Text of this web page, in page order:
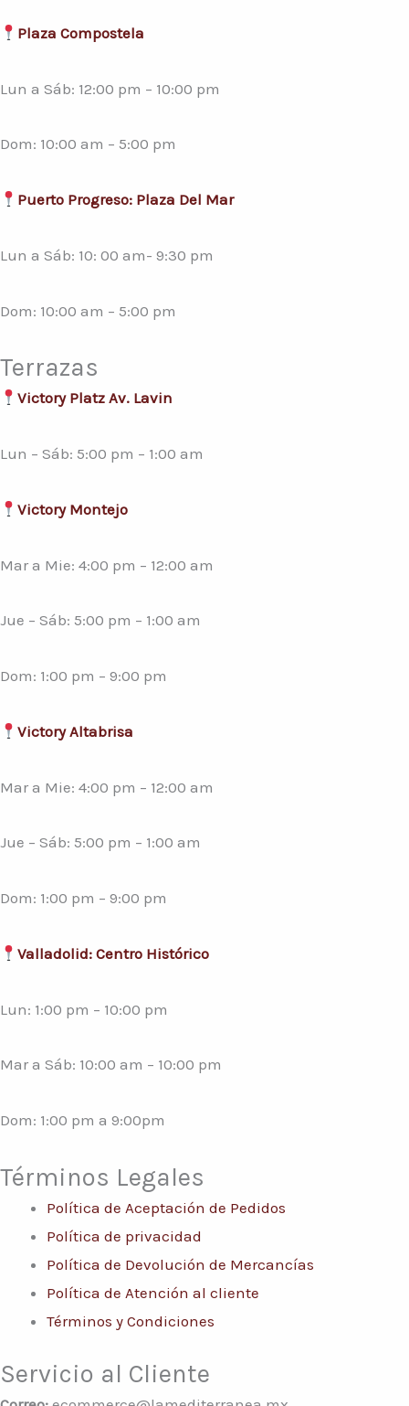
Plaza Compostela
Lun a Sáb: 12:00 pm – 10:00 pm
Dom: 10:00 am – 5:00 pm
Puerto Progreso: Plaza Del Mar
Lun a Sáb: 10: 00 am- 9:30 pm
Dom: 10:00 am – 5:00 pm
Terrazas
Victory Platz Av. Lavin
Lun – Sáb: 5:00 pm – 1:00 am
Victory Montejo
Mar a Mie: 4:00 pm – 12:00 am
Jue – Sáb: 5:00 pm – 1:00 am
Dom: 1:00 pm – 9:00 pm
Victory Altabrisa
Mar a Mie: 4:00 pm – 12:00 am
Jue – Sáb: 5:00 pm – 1:00 am
Dom: 1:00 pm – 9:00 pm
Valladolid: Centro Histórico
Lun: 1:00 pm – 10:00 pm
Mar a Sáb: 10:00 am – 10:00 pm
Dom: 1:00 pm a 9:00pm
Términos Legales
Política de Aceptación de Pedidos
Política de privacidad
Política de Devolución de Mercancías
Política de Atención al cliente
Términos y Condiciones
Servicio al Cliente